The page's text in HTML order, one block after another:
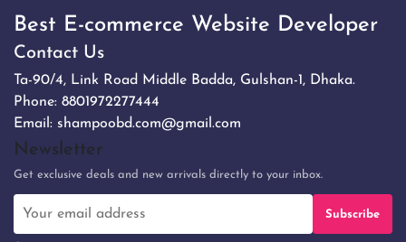
Best E-commerce Website Developer
Contact Us
Ta-90/4, Link Road Middle Badda, Gulshan-1, Dhaka.
Phone: 8801972277444
Email: shampoobd.com@gmail.com
Newsletter
Get exclusive deals and new arrivals directly to your inbox.
Subscribe